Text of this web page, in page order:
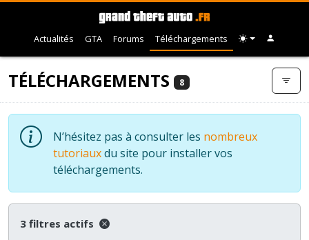
Actualités GTA Forums Téléchargements
TÉLÉCHARGEMENTS 8
N’hésitez pas à consulter les nombreux
tutoriauxdu site pour installer vos
téléchargements.
3 filtres actifs